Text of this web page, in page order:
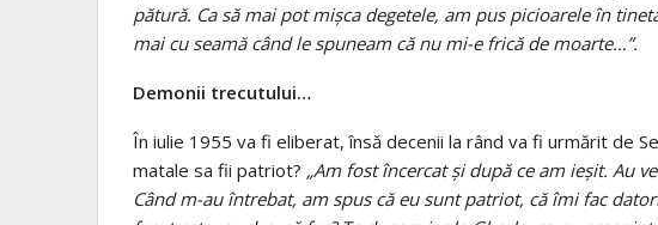
pătură. Ca să mai pot mișca degetele, am pus picioarele în
mai cu seamă când le spuneam că nu mi-e frică de moarte…”.
Demonii trecutului…
În iulie 1955 va fi eliberat, însă decenii la rând va fi urmărit de
matale sa fii patriot? „Am fost încercat și după ce am ieșit. Au
Când m-au întrebat, am spus că eu sunt patriot, că îmi fac